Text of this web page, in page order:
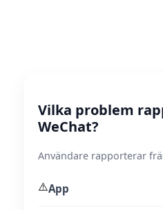
Vilka problem
WeChat?
Användare rapporterar
⚠️App